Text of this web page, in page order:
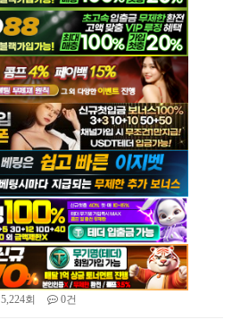
5,224회 0건